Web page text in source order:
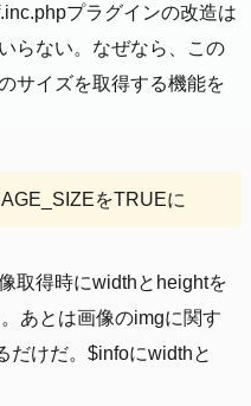
プラグインの改造は
らない。なぜなら、この
サイズを取得する機能を
をTRUEに
取得時にwidthとheightを
あとは画像のimgに関す
だけだ。$infoにwidthと